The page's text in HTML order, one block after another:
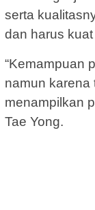
serta
dan harus kuat
“Kemampuan
namun karena
menampilkan
Tae Yong.